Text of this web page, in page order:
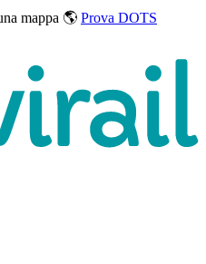
mappa 🌎 Prova DOTS